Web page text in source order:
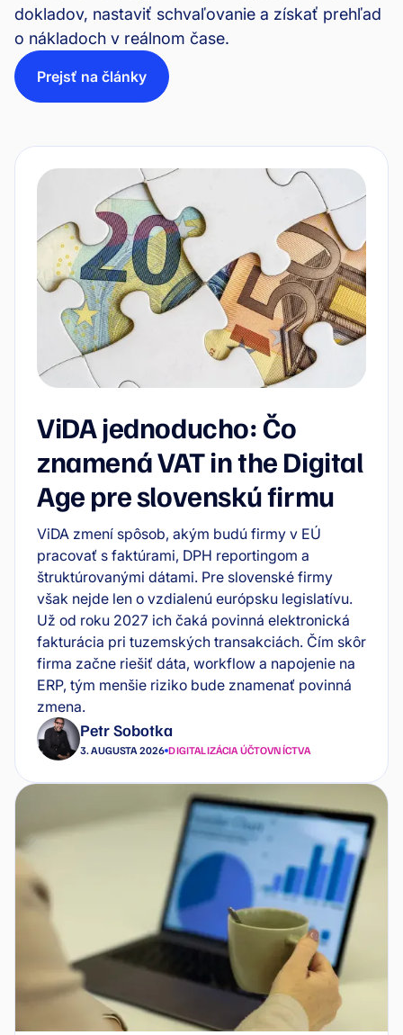
dokladov, nastaviť schvaľovanie a získať prehľad
o nákladoch v reálnom čase.
Prejsť na články
ViDA jednoducho: Čo
znamená VAT in the Digital
Age pre slovenskú firmu
ViDA zmení spôsob, akým budú firmy v EÚ
pracovať s faktúrami, DPH reportingom a
štruktúrovanými dátami. Pre slovenské firmy
však nejde len o vzdialenú európsku legislatívu.
Už od roku 2027 ich čaká povinná elektronická
fakturácia pri tuzemských transakciách. Čím skôr
firma začne riešiť dáta, workflow a napojenie na
ERP, tým menšie riziko bude znamenať povinná
zmena.
Petr Sobotka
3. AUGUSTA 2026 DIGITALIZÁCIA ÚČTOVNÍCTVA